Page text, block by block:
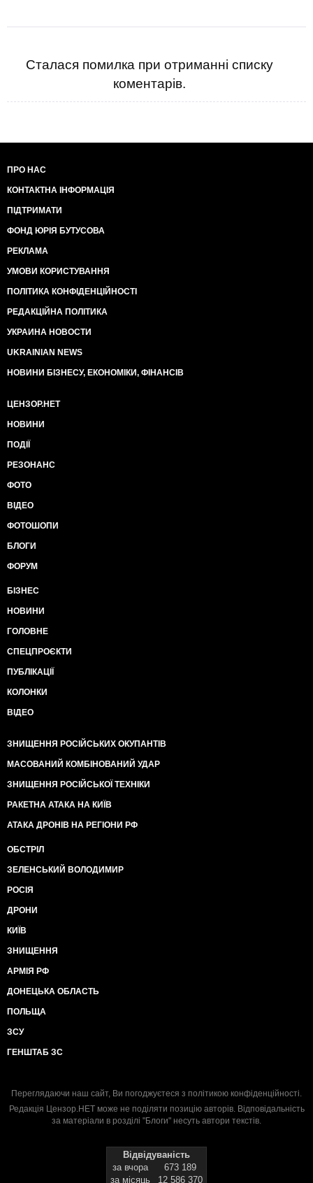
Сталася помилка при отриманні списку
коментарів.
ПРО НАС
КОНТАКТНА ІНФОРМАЦІЯ
ПІДТРИМАТИ
ФОНД ЮРІЯ БУТУСОВА
РЕКЛАМА
УМОВИ КОРИСТУВАННЯ
ПОЛІТИКА КОНФІДЕНЦІЙНОСТІ
РЕДАКЦІЙНА ПОЛІТИКА
УКРАИНА НОВОСТИ
UKRAINIAN NEWS
НОВИНИ БІЗНЕСУ, ЕКОНОМІКИ, ФІНАНСІВ
ЦЕНЗОР.НЕТ
НОВИНИ
ПОДІЇ
РЕЗОНАНС
ФОТО
ВІДЕО
ФОТОШОПИ
БЛОГИ
ФОРУМ
БІЗНЕС
НОВИНИ
ГОЛОВНЕ
СПЕЦПРОЄКТИ
ПУБЛІКАЦІЇ
КОЛОНКИ
ВІДЕО
ЗНИЩЕННЯ РОСІЙСЬКИХ ОКУПАНТІВ
МАСОВАНИЙ КОМБІНОВАНИЙ УДАР
ЗНИЩЕННЯ РОСІЙСЬКОЇ ТЕХНІКИ
РАКЕТНА АТАКА НА КИЇВ
АТАКА ДРОНІВ НА РЕГІОНИ РФ
ОБСТРІЛ
ЗЕЛЕНСЬКИЙ ВОЛОДИМИР
РОСІЯ
ДРОНИ
КИЇВ
ЗНИЩЕННЯ
АРМІЯ РФ
ДОНЕЦЬКА ОБЛАСТЬ
ПОЛЬЩА
ЗСУ
ГЕНШТАБ ЗС
Переглядаючи наш сайт, Ви погоджуєтеся з політикою конфіденційності.
Редакція Цензор.НЕТ може не поділяти позицію авторів. Відповідальність
за матеріали в розділі "Блоги" несуть автори текстів.
Відвідуваність
за вчора
673 189
за місяць
12 586 370